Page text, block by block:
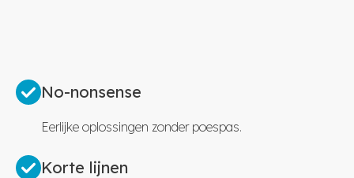
No-nonsense
Eerlijke oplossingen zonder poespas.
Korte lijnen